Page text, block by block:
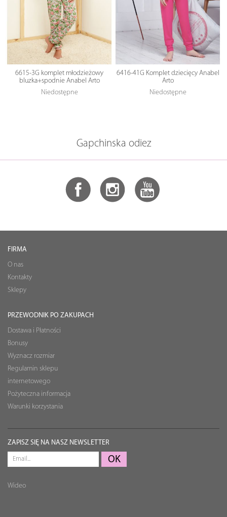
6615-3G komplet młodzieżowy
bluzka+spodnie Anabel Arto
Niedostępne
6416-41G Komplet dziecięcy Anabel
Arto
Niedostępne
Gapchinska odiez
FIRMA
O nas
Kontakty
Sklepy
PRZEWODNIK PO ZAKUPACH
Dostawa i Płatności
Bonusy
Wyznacz rozmiar
Regulamin sklepu
internetowego
Pożyteczna informacja
Warunki korzystania
ZAPISZ SIĘ NA NASZ NEWSLETTER
Wideo